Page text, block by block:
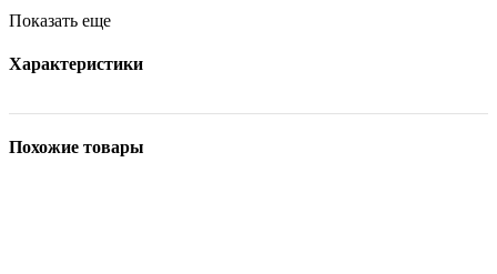
Показать еще
Характеристики
Похожие товары